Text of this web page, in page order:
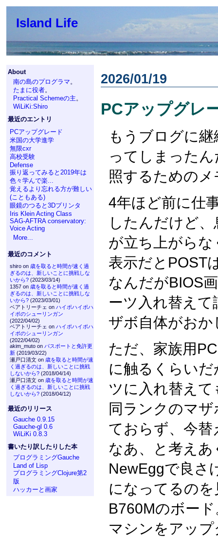
Island Life
About
南の島のプログラマ。
たまに役者。
Practical Schemeの主。
WiLiKi:Shiro
最近のエントリ
PCアップグレード
米国の大学進学
無限cxr
高校受験
Defense
振り返ってみると2019年は
色々学んで楽...
覚えるより忘れる方が難しい
(こともある)
眼鏡のつると3Dプリンタ
Iris Klein Acting Class
SAG-AFTRA conservatory:
Voice Acting
More...
最近のコメント
shiro on 歳を取ると時間が速く過
ぎるのは、新しいことに挑戦しな
いから?(2023/03/14)
1357 on 歳を取ると時間が速く過
ぎるのは、新しいことに挑戦しな
いから?(2023/03/01)
ベアトリーチェ on ハイポハイポハ
イポのシューリンガン
(2022/04/02)
ベアトリーチェ on ハイポハイポハ
イポのシューリンガン
(2022/04/02)
akim_muto on パスポートと免許更
新(2019/03/22)
瀬戸口清文 on 歳を取ると時間が速
く過ぎるのは、新しいことに挑戦
しないから?(2018/04/14)
瀬戸口清文 on 歳を取ると時間が速
く過ぎるのは、新しいことに挑戦
しないから?(2018/04/12)
最近のリリース
Gauche 0.9.15
Gauche-gl 0.6
WiLiKi 0.8.3
書いたり訳したりした本
プログラミングGauche
Land of Lisp
プログラミングClojure第2
版
ハッカーと画家
2026/01/19
PCアップグレ
もうブログに
ってしまった
照するためのメ
4年ほど前に仕
したんだけど
が立ち上がら
表示だとPOST
なんだがBIOS
ーツ入れ替え
ザボ自体がお
ただ、家族用
に触るくらい
ツに入れ替え
同ランクのマ
ておらず、今
なあ、と考え
NewEggで良さ
になってるの
B760Mのボー
マシンをアッ